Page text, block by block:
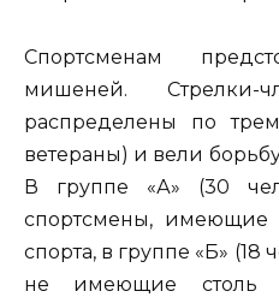
Спортсменам
мишеней.
распределены по
ветераны) и вели
В группе «А» (30
спортсмены, имеющие
спорта, в группе «Б»
не имеющие столь